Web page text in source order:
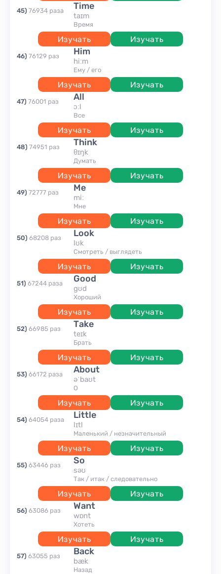
45) 76934 раза time
taɪm
время
Изучать Изучать
46) 76129 раз him
hiːm
ему / его
Изучать Изучать
47) 76001 раз all
ɔːl
все
Изучать Изучать
48) 74951 раз think
θɪŋk
думать
Изучать Изучать
49) 72777 раз me
miː
мне
Изучать Изучать
50) 68208 раз look
lʊk
смотреть / выглядеть
Изучать Изучать
51) 67244 раза good
gʊd
хороший
Изучать Изучать
52) 66985 раз take
teɪk
брать
Изучать Изучать
53) 66172 раза about
əˈbaʊt
о
Изучать Изучать
54) 64054 раза little
lɪtl
маленький / незначительный
Изучать Изучать
55) 63446 раз so
səʊ
так / итак / следовательно
Изучать Изучать
56) 63086 раз want
wɒnt
хотеть
Изучать Изучать
57) 63055 раз back
bæk
назад